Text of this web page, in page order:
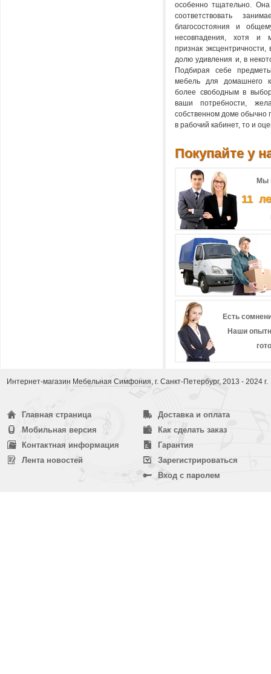
особенно тщательно.
соответствовать
благосостояния и
несовпадения, хотя и
признак
долю удивления и, в
Подбирая себе
мебель для домашнего
более свободным в
ваши потребности,
собственном доме обычно
в рабочий кабинет, то и
Покупайте у
Мы
11
Есть
Наши
Интернет-магазин Мебельная Симфония, г. Санкт-Петербург, 2013 - 2024 г.
Главная страница
Мобильная версия
Контактная информация
Лента новостей
Доставка и оплата
Как сделать заказ
Гарантия
Зарегистрироваться
Вход с паролем